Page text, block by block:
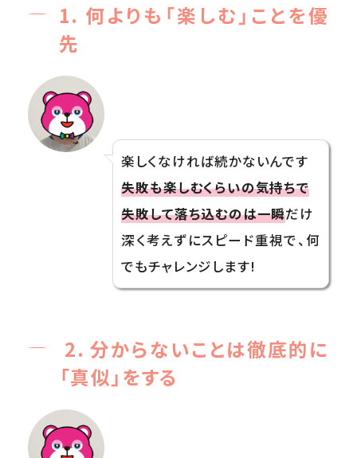
1. 何よりも「楽しむ」ことを優
先
楽しくなければ続かないんです
失敗も楽しむくらいの気持ちで
失敗して落ち込むのは一瞬だけ
深く考えずにスピード重視で、何
でもチャレンジします!
2. 分からないことは徹底的に
「真似」をする